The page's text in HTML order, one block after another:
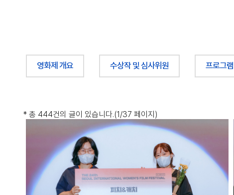
영화제 개요 수상작 및 심사위원 프로그램
* 총 444건의 글이 있습니다.(1/37 페이지)